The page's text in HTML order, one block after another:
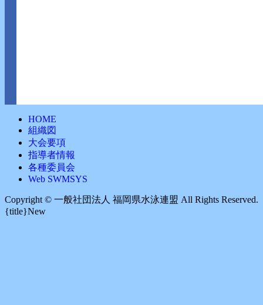
HOME
組織図
大会要項
指導者情報
各種委員会
Web SWMSYS
Copyright ©︎ 一般社団法人 福岡県水泳連盟 All Rights Reserved.
{title}New